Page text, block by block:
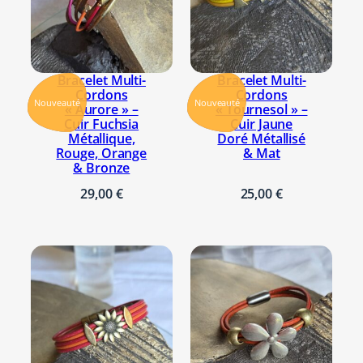
Nouveauté
Bracelet Multi-
Cordons
« Aurore » –
Cuir Fuchsia
Métallique,
Rouge, Orange
& Bronze
29,00€
Nouveauté
Bracelet Multi-
Cordons
« Tournesol » –
Cuir Jaune
Doré Métallisé
& Mat
25,00€